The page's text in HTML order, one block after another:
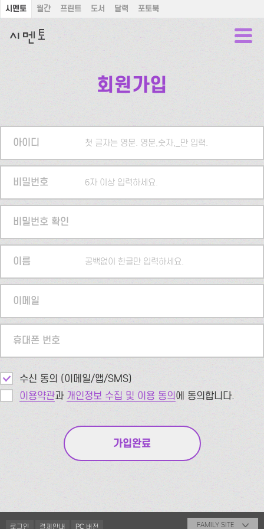
시멘토 월간 프린트 도서 달력 포토북
회원가입
아이디 첫 글자는 영문. 영문,숫자,_만 입력.
비밀번호 6자 이상 입력하세요.
비밀번호 확인
이름 공백없이 한글만 입력하세요.
이메일
휴대폰 번호
수신 동의 (이메일/앱/SMS)
이용약관과 개인정보 수집 및 이용 동의에 동의합니다.
로그인 결제안내 PC 버전 FAMILY SITE